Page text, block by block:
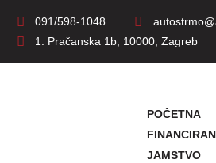
091/598-1048
1. Pračanska 1b, 10000, Zagreb
POČETNA
JAMSTVO